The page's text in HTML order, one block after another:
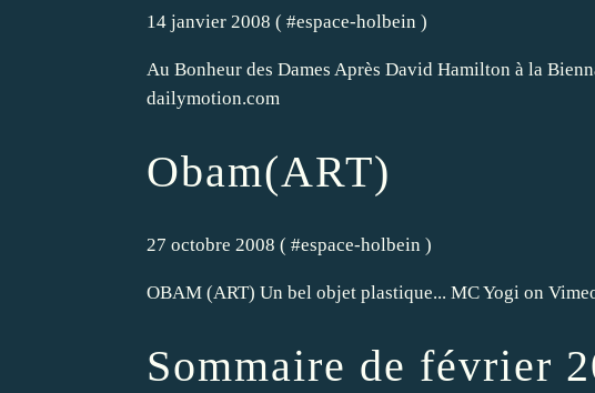
14 janvier 2008 ( #espace-holbein )
Au Bonheur des Dames Après David Hamilton à la
dailymotion.com
Obam(ART)
27 octobre 2008 ( #espace-holbein )
OBAM (ART) Un bel objet plastique... MC Yogi on
Sommaire de février